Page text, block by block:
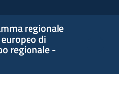
regionale
di
regionale -